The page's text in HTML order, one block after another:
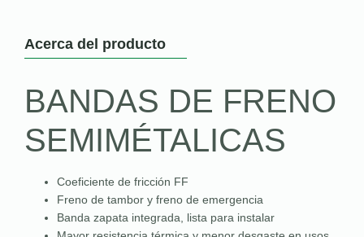
Acerca del producto
BANDAS DE FRENO
SEMIMÉTALICAS
Coeficiente de fricción FF
Freno de tambor y freno de emergencia
Banda zapata integrada, lista para instalar